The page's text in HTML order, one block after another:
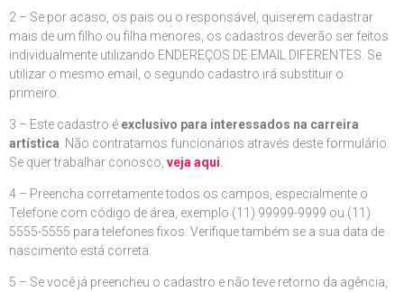
2 – Se por acaso, os pais ou o responsável, quiserem cadastrar
mais de um filho ou filha menores, os cadastros deverão ser feitos
individualmente utilizando ENDEREÇOS DE EMAIL DIFERENTES. Se
utilizar o mesmo email, o segundo cadastro irá substituir o
primeiro.
3 – Este cadastro é exclusivo para interessados na carreira
artística . Não contratamos funcionários através deste formulário.
Se quer trabalhar conosco, veja aqui
4 – Preencha corretamente todos os campos, especialmente o
Telefone com código de área, exemplo (11) 99999-9999 ou (11)
5555-5555 para telefones fixos. Verifique também se a sua data de
nascimento está correta.
5 – Se você já preencheu o cadastro e não teve retorno da agência,